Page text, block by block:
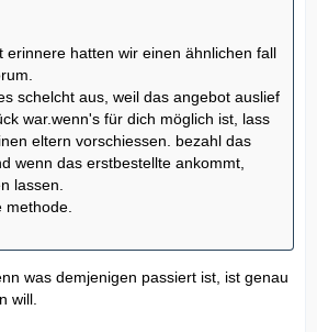
erinnere hatten wir einen ähnlichen fall
schelcht aus, weil das angebot auslief
war.wenn's für dich möglich ist, lass
eltern vorschiessen. bezahl das
wenn das erstbestellte ankommt,
lassen.
methode.
was demjenigen passiert ist, ist genau
will.